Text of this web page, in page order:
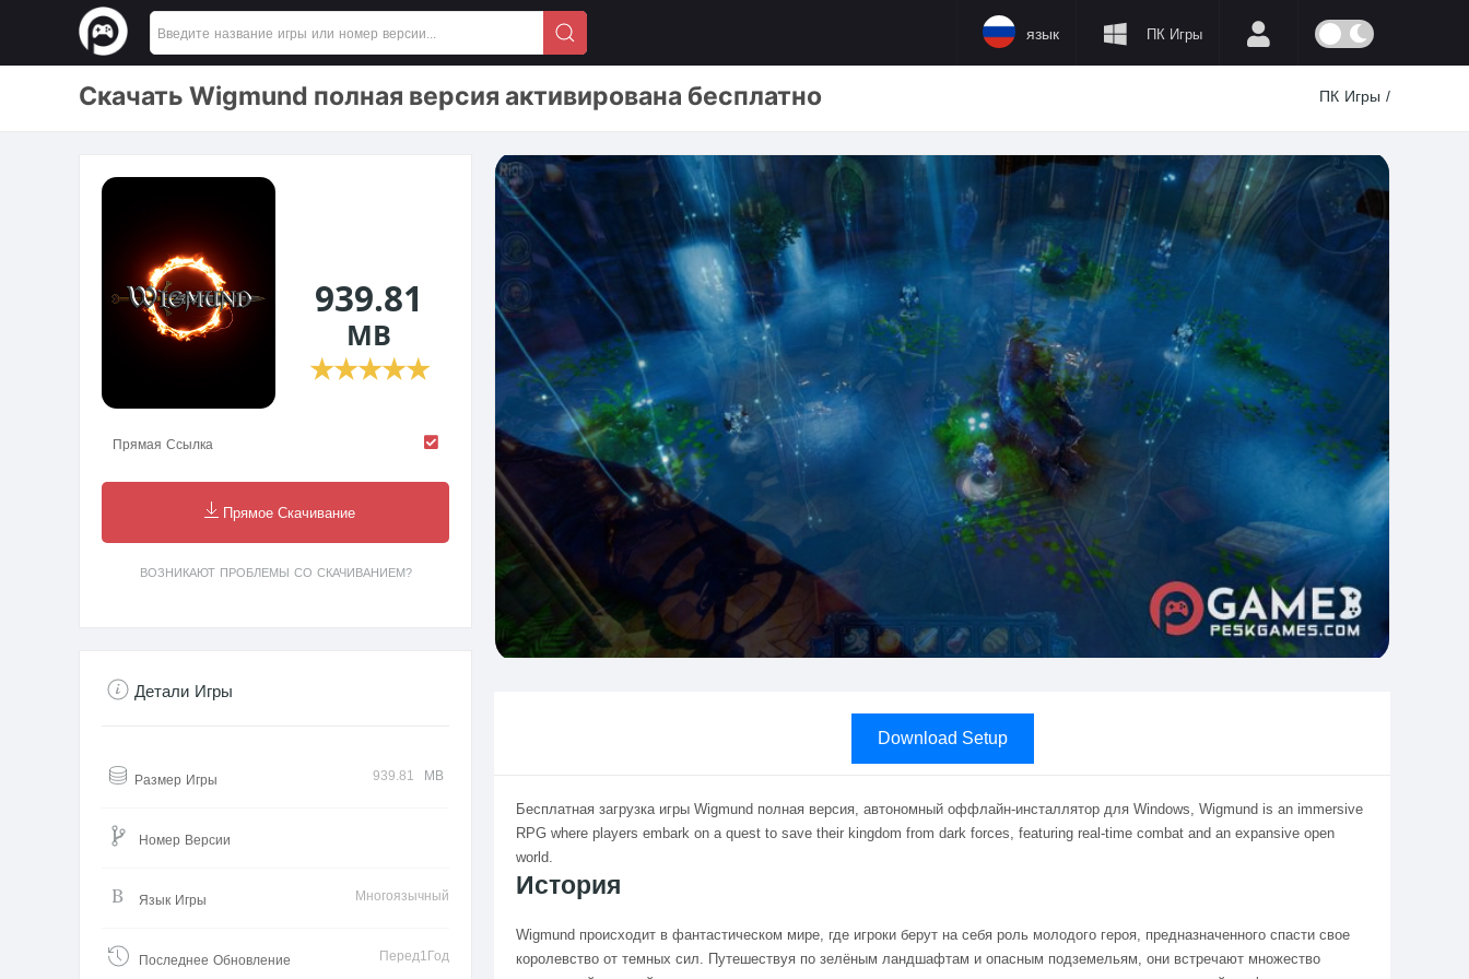
ПК Игры
язык
Скачать Wigmund полная версия активирована бесплатно ПК Игры /
Download Setup
Бесплатная загрузка игры Wigmund полная версия, автономный оффлайн-инсталлятор для Windows, Wigmund is an immersive
RPG where players embark on a quest to save their kingdom from dark forces, featuring real-time combat and an expansive open
world.
История
Wigmund происходит в фантастическом мире, где игроки берут на себя роль молодого героя, предназначенного спасти свое
королевство от темных сил. Путешествуя по зелёным ландшафтам и опасным подземельям, они встречают множество
939.81
MB
★★★★★
Прямая Ссылка
Прямое Скачивание
ВОЗНИКАЮТ ПРОБЛЕМЫ СО СКАЧИВАНИЕМ?
Детали Игры
Размер Игры 939.81 MB
Номер Версии
Язык Игры Многоязычный
Последнее Обновление Перед1Год